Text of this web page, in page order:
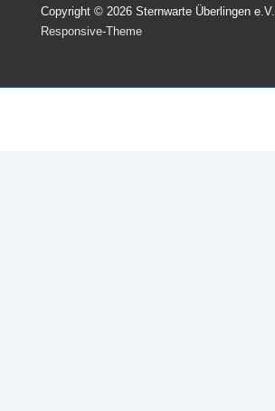
Copyright © 2026 Sternwarte Überlingen e.V.
Responsive-Theme